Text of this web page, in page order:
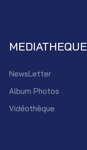
MEDIATHEQUE
NewsLetter
Album Photos
Vidéothèque